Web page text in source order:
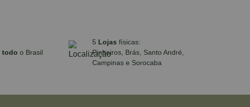
todo o Brasil
5 Lojas físicas:
Pinheiros, Brás, Santo André,
Campinas e Sorocaba